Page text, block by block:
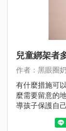
兒童綁架者
作者：黑眼圈
有什麼措施可
麼需要留意的
導孩子保護自